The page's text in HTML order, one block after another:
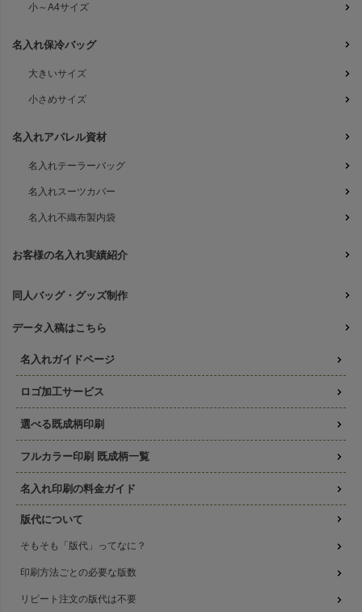
小～A4サイズ
名入れ保冷バッグ
大きいサイズ
小さめサイズ
名入れアパレル資材
名入れテーラーバッグ
名入れスーツカバー
名入れ不織布製内袋
お客様の名入れ実績紹介
同人バッグ・グッズ制作
データ入稿はこちら
名入れガイドページ
ロゴ加工サービス
選べる既成柄印刷
フルカラー印刷 既成柄一覧
名入れ印刷の料金ガイド
版代について
そもそも「版代」ってなに？
印刷方法ごとの必要な版数
リピート注文の版代は不要